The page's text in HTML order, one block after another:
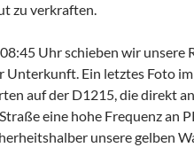
zu verkraften.
Uhr schieben wir unsere
Unterkunft. Ein letztes Foto
auf der D1215, die direkt
eine hohe Frequenz an
unsere gelben